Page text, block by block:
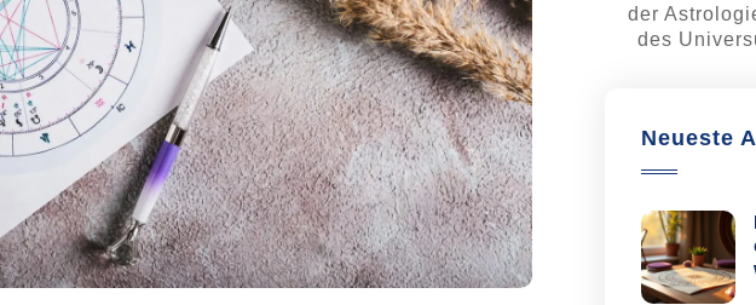
der
des
Neueste